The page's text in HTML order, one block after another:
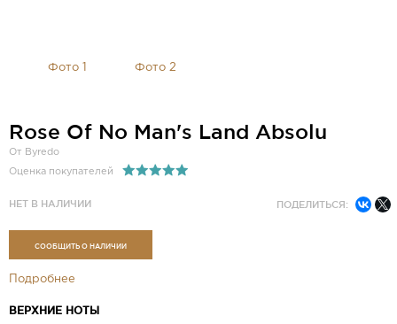
Rose Of No Man's Land Absolu
От Byredo
Оценка покупателей
НЕТ В НАЛИЧИИ
СООБЩИТЬ О НАЛИЧИИ
ПОДЕЛИТЬСЯ:
Подробнее
ВЕРХНИЕ НОТЫ